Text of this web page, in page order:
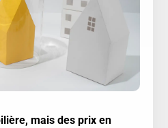
mais des prix en